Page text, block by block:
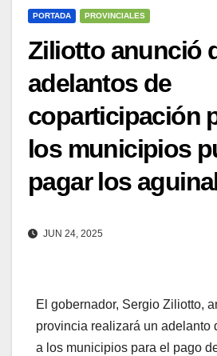
PORTADA PROVINCIALES
Ziliotto anunció
adelantos de
coparticipación
los municipios
pagar los
JUN 24, 2025
El gobernador, Sergio Ziliotto,
provincia realizará un adelanto
a los municipios para el pago